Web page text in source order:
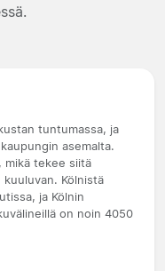
tuntumassa, ja
asemalta.
mikä tekee siitä
Kölnistä
ja Kölnin
on noin 4050